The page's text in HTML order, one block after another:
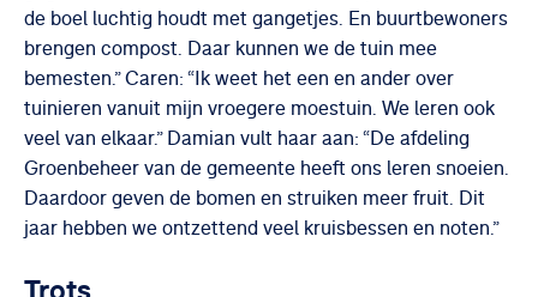
de boel luchtig houdt met gangetjes. En buurtbewoners
brengen compost. Daar kunnen we de tuin mee
bemesten.” Caren: “Ik weet het een en ander over
tuinieren vanuit mijn vroegere moestuin. We leren ook
veel van elkaar.” Damian vult haar aan: “De afdeling
Groenbeheer van de gemeente heeft ons leren snoeien.
Daardoor geven de bomen en struiken meer fruit. Dit
jaar hebben we ontzettend veel kruisbessen en noten.”